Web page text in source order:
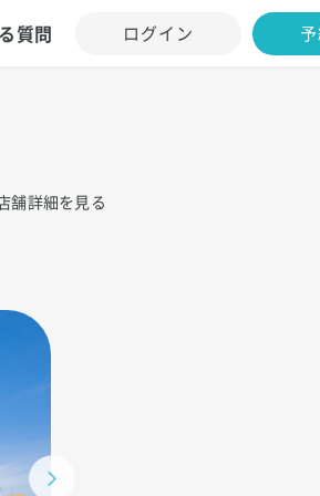
質問 ログイン
舗詳細を見る